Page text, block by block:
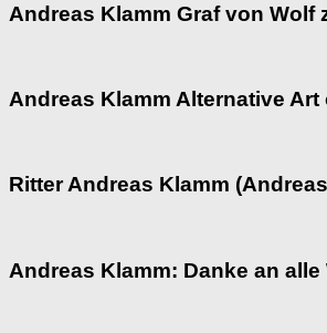
Andreas Klamm Graf von Wolf
Andreas Klamm Alternative Art
Ritter Andreas Klamm
Andreas Klamm: Danke an